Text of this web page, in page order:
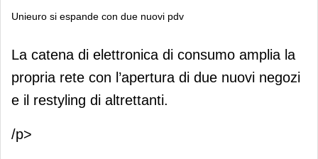
Unieuro si espande con due nuovi pdv
Unieuro si espande con due nuovi
pdv
La catena di elettronica di consumo amplia la
propria rete con l’apertura di due nuovi negozi
e il restyling di altrettanti.
/p>